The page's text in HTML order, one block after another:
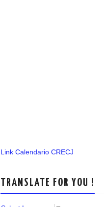
Link Calendario CRECJ
TRANSLATE FOR YOU !